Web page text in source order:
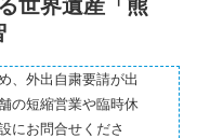
世界遺産「熊
、外出自粛要請が出
の短縮営業や臨時休
にお問合せくださ